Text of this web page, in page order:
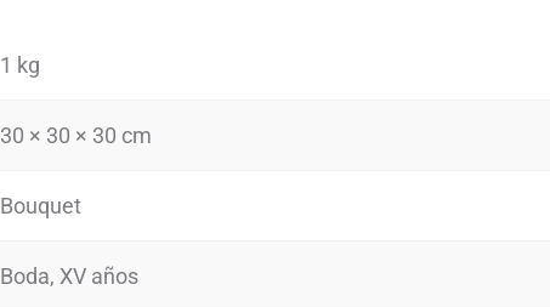
1 kg
30 × 30 × 30 cm
Bouquet
Boda, XV años